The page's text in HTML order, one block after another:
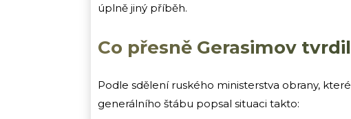
úplně jiný příběh.
Co přesně Gerasimov tvrdil
Podle sdělení ruského ministerstva obrany, které
generálního štábu popsal situaci takto: